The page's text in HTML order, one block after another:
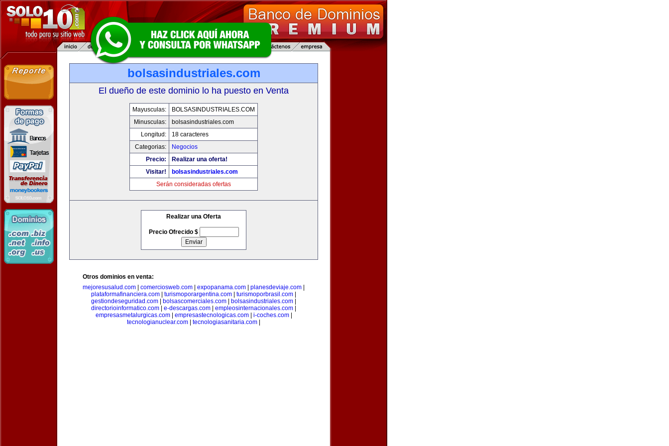
bolsasindustriales.com
El dueño de este dominio lo ha puesto en Venta
Mayusculas:
BOLSASINDUSTRIALES.COM
Minusculas:
bolsasindustriales.com
Longitud:
18 caracteres
Categorias:
Negocios
Precio:
Realizar una oferta!
Visitar!
bolsasindustriales.com
Serán consideradas ofertas
Realizar una Oferta
Precio Ofrecido $
Otros dominios en venta:
mejoresusalud.com
comerciosweb.com expopanama.com planesdeviaje.com
plataformafinanciera.com
turismoporargentina.com turismoporbrasil.com
gestiondeseguridad.com
bolsascomerciales.com bolsasindustriales.com
directorioinformatico.com
e-descargas.com empleosinternacionales.com
empresasmetalurgicas.com| empresastecnologicas.com| i-coches.com|
tecnologianuclear.com
tecnologiasanitaria.com